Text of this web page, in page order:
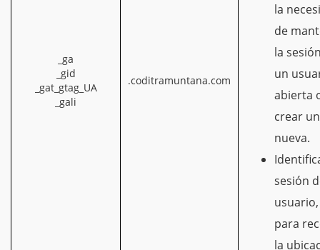
_ga
_gid
_gat_gtag_UA
_gali
.coditramuntana.com
la
de
la
un
abierta
crear
nueva.
sesión
usuario,
para
la